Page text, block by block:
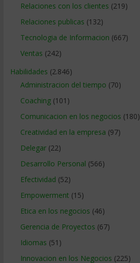
Relaciones con los clientes (219)
Relaciones publicas (132)
Tecnologia de Informacion (667)
Ventas (242)
Habilidades (2.846)
Administracion del tiempo (70)
Coaching(101)
Comunicacion en los negocios (180)
Creatividad en la empresa (97)
Delegar(22)
Desarrollo Personal (566)
Efectividad (52)
Empowerment (15)
Etica en los negocios (46)
Gerencia de Proyectos (67)
Idiomas (51)
Innovacion en los Negocios (225)